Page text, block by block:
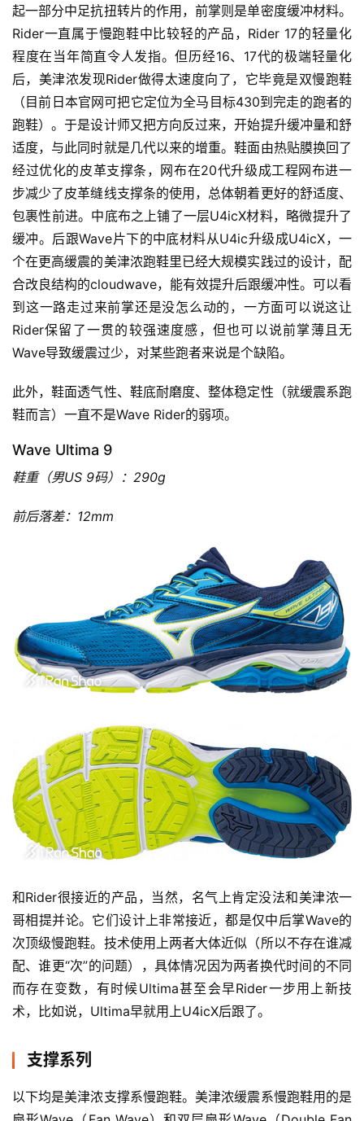
起一部分中足抗扭转片的作用，前掌则是单密度缓冲材料。
Rider一直属于慢跑鞋中比较轻的产品，Rider 17的轻量化
程度在当年简直令人发指。但历经16、17代的极端轻量化
后，美津浓发现Rider做得太速度向了，它毕竟是双慢跑鞋
（目前日本官网可把它定位为全马目标430到完走的跑者的
跑鞋）。于是设计师又把方向反过来，开始提升缓冲量和舒
适度，与此同时就是几代以来的增重。鞋面由热贴膜换回了
经过优化的皮革支撑条，网布在20代升级成工程网布进一
步减少了皮革缝线支撑条的使用，总体朝着更好的舒适度、
包裹性前进。中底布之上铺了一层U4icX材料，略微提升了
缓冲。后跟Wave片下的中底材料从U4ic升级成U4icX，一
个在更高缓震的美津浓跑鞋里已经大规模实践过的设计，配
合改良结构的cloudwave，能有效提升后跟缓冲性。可以看
到这一路走过来前掌还是没怎么动的，一方面可以说这让
Rider保留了一贯的较强速度感，但也可以说前掌薄且无
Wave导致缓震过少，对某些跑者来说是个缺陷。
此外，鞋面透气性、鞋底耐磨度、整体稳定性（就缓震系跑
鞋而言）一直不是Wave Rider的弱项。
Wave Ultima 9
鞋重（男US 9码）：290g
前后落差：12mm
和Rider很接近的产品，当然，名气上肯定没法和美津浓一
哥相提并论。它们设计上非常接近，都是仅中后掌Wave的
次顶级慢跑鞋。技术使用上两者大体近似（所以不存在谁减
配、谁更“次”的问题），具体情况因为两者换代时间的不同
而存在变数，有时候Ultima甚至会早Rider一步用上新技
术，比如说，Ultima早就用上U4icX后跟了。
支撑系列
以下均是美津浓支撑系慢跑鞋。美津浓缓震系慢跑鞋用的是